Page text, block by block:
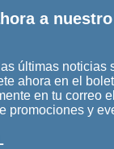
a
últimas noticias
ahora en el
en tu correo
promociones y